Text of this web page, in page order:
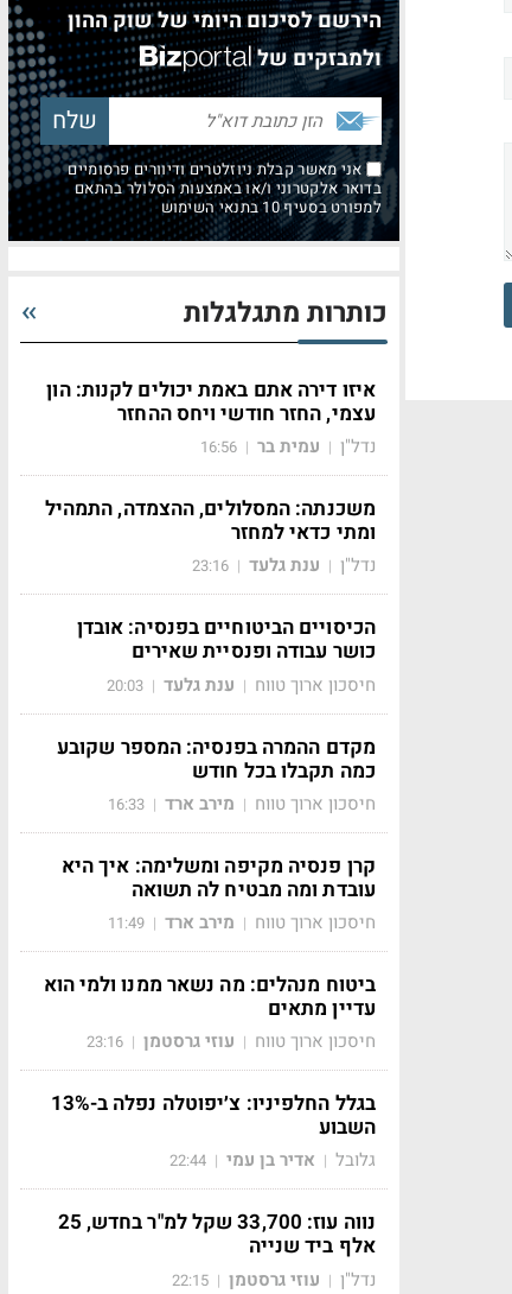
הירשם לסיכום היומי של שוק ההון
ולמבזקים של
אני מאשר קבלת ניוזלטרים ודיוורים פרסומיים
בדואר אלקטרוני ו/או באמצעות הסלולר בהתאם
למפורט בסעיף 10 בתנאי השימוש
כותרות מתגלגלות
איזו דירה אתם באמת יכולים לקנות: הון
עצמי, החזר חודשי ויחס ההחזר
נדל"ן | עמית בר |
16:56
משכנתה: המסלולים, ההצמדה, התמהיל
ומתי כדאי למחזר
נדל"ן | ענת גלעד |
23:16
הכיסויים הביטוחיים בפנסיה: אובדן
כושר עבודה ופנסיית שאירים
חיסכון ארוך טווח | ענת גלעד |
20:03
מקדם ההמרה בפנסיה: המספר שקובע
כמה תקבלו בכל חודש
חיסכון ארוך טווח | מירב ארד |
16:33
קרן פנסיה מקיפה ומשלימה: איך היא
עובדת ומה מבטיח לה תשואה
חיסכון ארוך טווח | מירב ארד |
11:49
ביטוח מנהלים: מה נשאר ממנו ולמי הוא
עדיין מתאים
חיסכון ארוך טווח | עוזי גרסטמן |
23:16
בגלל החלפיניו: צ׳יפוטלה נפלה ב-13%
השבוע
גלובל | אדיר בן עמי |
22:44
נווה עוז: 33,700 שקל למ"ר בחדש, 25
אלף ביד שנייה
נדל"ן | עוזי גרסטמן |
22:15